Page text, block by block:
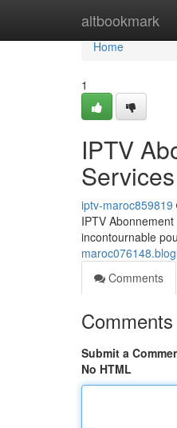
altbookmark
Home
Home
1
IPTV
iptv-maroc859819
IPTV
incontournable
Comments
Comments
Submit a
No HTML